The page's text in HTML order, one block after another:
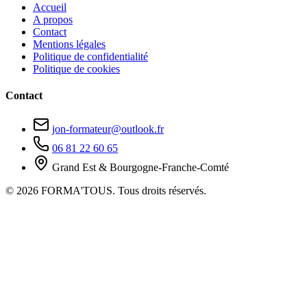
Accueil
A propos
Contact
Mentions légales
Politique de confidentialité
Politique de cookies
Contact
jon-formateur@outlook.fr
06 81 22 60 65
Grand Est & Bourgogne-Franche-Comté
© 2026 FORMA'TOUS. Tous droits réservés.